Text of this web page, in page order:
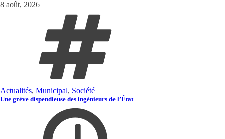
8 août, 2026
Actualités, Municipal, Société
Une grève dispendieuse des ingénieurs de l’État